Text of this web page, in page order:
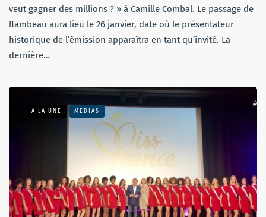
veut gagner des millions ? » à Camille Combal. Le passage de
flambeau aura lieu le 26 janvier, date où le présentateur
historique de l’émission apparaîtra en tant qu’invité. La
dernière…
A LA UNE MÉDIAS